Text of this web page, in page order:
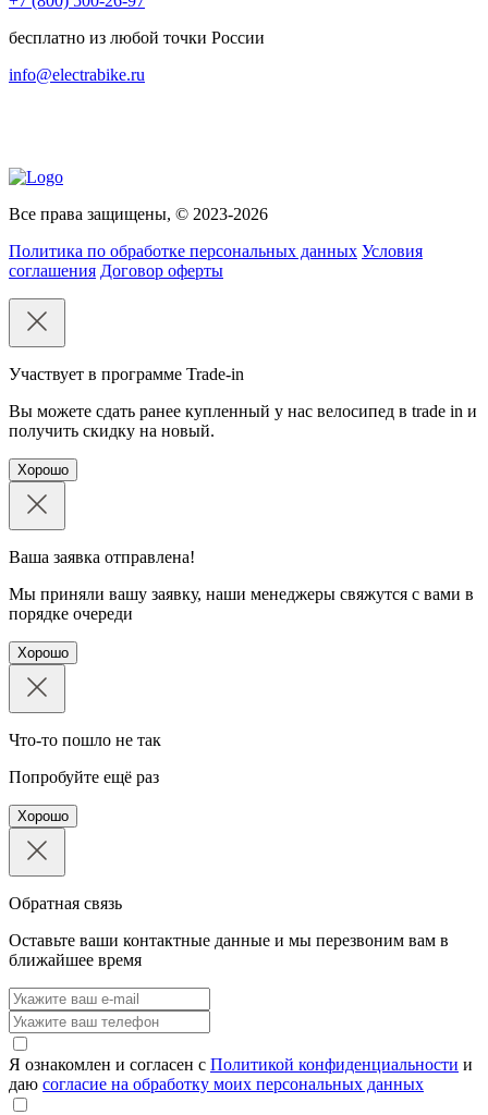
бесплатно из любой точки России
info@electrabike.ru
Все права защищены, © 2023-2026
Политика по обработке персональных данных Условия
соглашения Договор оферты
Участвует в программе Trade-in
Вы можете сдать ранее купленный у нас велосипед в trade in и
получить скидку на новый.
Хорошо
Ваша заявка отправлена!
Мы приняли вашу заявку, наши менеджеры свяжутся с вами в
порядке очереди
Хорошо
Что-то пошло не так
Попробуйте ещё раз
Хорошо
Обратная связь
Оставьте ваши контактные данные и мы перезвоним вам в
ближайшее время
Я ознакомлен и согласен с Политикой конфиденциальности и
даю согласие на обработку моих персональных данных